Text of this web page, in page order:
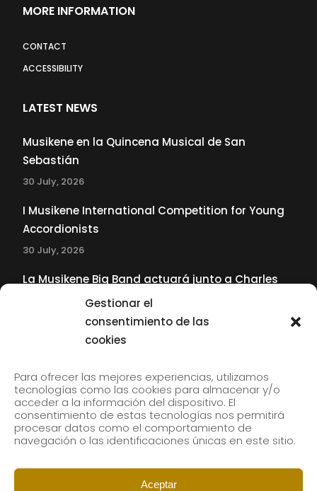
Gestionar el
consentimiento de las
cookies
Para ofrecer las mejores experiencias, utilizamos
tecnologías como las cookies para almacenar y/o
acceder a la información del dispositivo. El
consentimiento de estas tecnologías nos permitirá
procesar datos como el comportamiento de
navegación o las identificaciones únicas en este sitio.
Aceptar
MORE INFORMATION
CONTACT
ACCESSIBILITY
LATEST NEWS
Musikene en la Quincena Musical de San
Sebastián
30 July, 2026
I Musikene International Competition for Young
Accordionists
30 July, 2026
La Musikene Big Band actuará junto a Charles
Tolliver en el 61 Jazzaldia
Subscribe to our newsletter to receive our news by
email.